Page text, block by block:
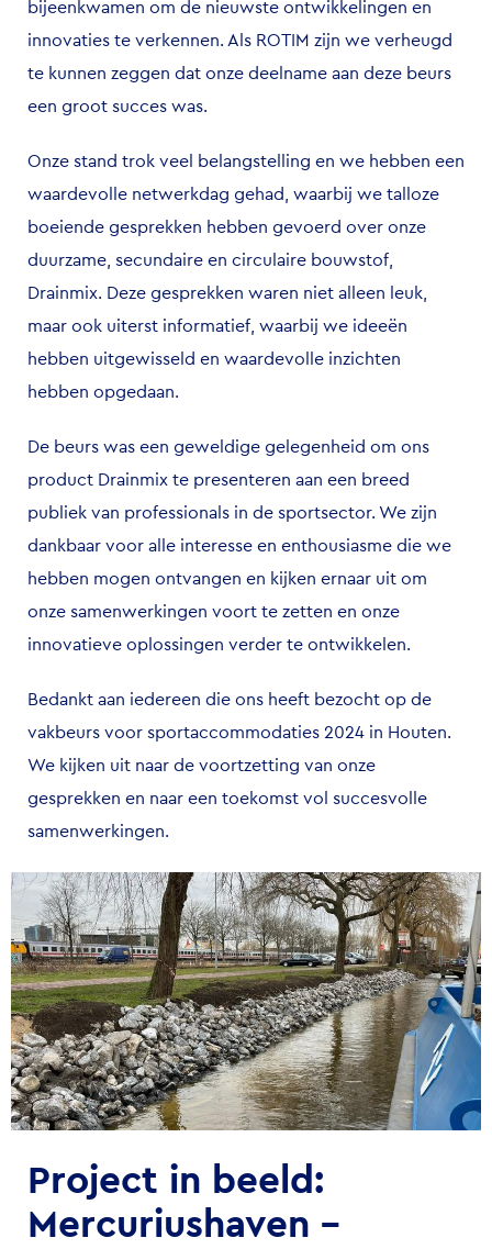
bijeenkwamen om de nieuwste ontwikkelingen en
innovaties te verkennen. Als ROTIM zijn we verheugd
te kunnen zeggen dat onze deelname aan deze beurs
een groot succes was.
Onze stand trok veel belangstelling en we hebben een
waardevolle netwerkdag gehad, waarbij we talloze
boeiende gesprekken hebben gevoerd over onze
duurzame, secundaire en circulaire bouwstof,
Drainmix. Deze gesprekken waren niet alleen leuk,
maar ook uiterst informatief, waarbij we ideeën
hebben uitgewisseld en waardevolle inzichten
hebben opgedaan.
De beurs was een geweldige gelegenheid om ons
product Drainmix te presenteren aan een breed
publiek van professionals in de sportsector. We zijn
dankbaar voor alle interesse en enthousiasme die we
hebben mogen ontvangen en kijken ernaar uit om
onze samenwerkingen voort te zetten en onze
innovatieve oplossingen verder te ontwikkelen.
Bedankt aan iedereen die ons heeft bezocht op de
vakbeurs voor sportaccommodaties 2024 in Houten.
We kijken uit naar de voortzetting van onze
gesprekken en naar een toekomst vol succesvolle
samenwerkingen.
Project in beeld:
Mercuriushaven –